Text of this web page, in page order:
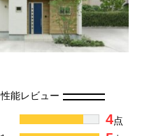
性能レビュー
4点